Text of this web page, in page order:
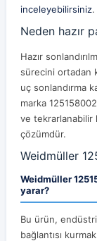
inceleyebilirsiniz.
Neden hazır
Hazır
sürecini ortadan
uç sonlandırma
marka
ve tekrarlanabilir
çözümdür.
Weidmüller
Weidmüller
yarar?
Bu ürün,
bağlantısı